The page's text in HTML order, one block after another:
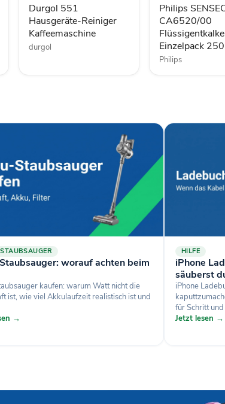
Durgol 551
Hausgeräte-Reiniger
Kaffeemaschine
durgol
Philips
CA6520/00
Einzelpack
Philips
worauf achten beim
kaufen: warum Watt nicht die
ist, wie viel Akkulaufzeit realistisch ist und
→
HILFE
iPhone
säuberst
iPhone
für Schritt und
Jetzt lesen →